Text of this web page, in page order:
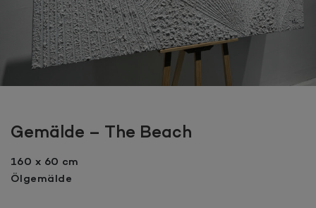
Gemälde – The Beach
160 x 60 cm
Ölgemälde